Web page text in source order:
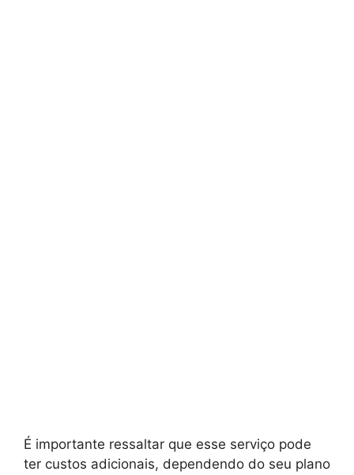
É importante ressaltar que esse serviço pode
ter custos adicionais, dependendo do seu plano